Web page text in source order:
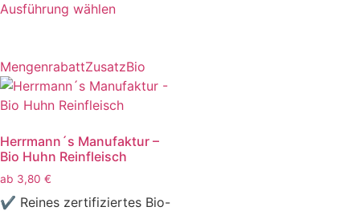
Ausführung wählen
MengenrabattZusatzBio
Herrmann´s Manufaktur –
Bio Huhn Reinfleisch
ab 3,80 €
✔ Reines zertifiziertes Bio-